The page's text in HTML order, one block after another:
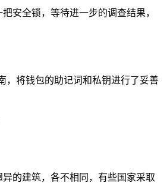
安全锁，等待进一步的调查结果，
，将钱包的助记词和私钥进行了妥善
的建筑，各不相同，有些国家采取